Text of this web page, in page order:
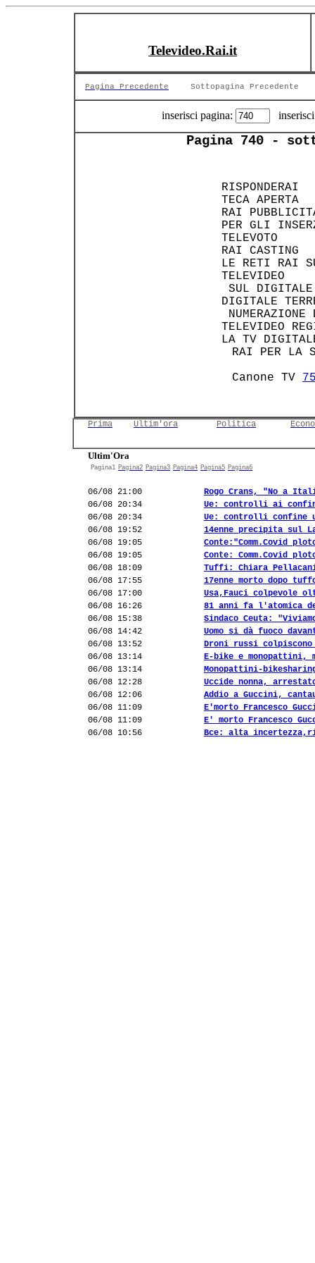
Televideo.Rai.it
Pagina Precedente Sottopagina Precedente
inserisci pagina:
Pagina 740 -
TECA
RAI
PER GLI
RAI
LE RETI RAI
SUL
LA TV
RAI PER
    Canone TV
Prima Ultim'ora Politica
Ultim'Ora
Pagina1 Pagina2 Pagina3 Pagina4 Pagina5 Pagina6
06/08 21:00
Rogo Crans, "No a
06/08 20:34
Ue: controlli ai
06/08 20:34
Ue: controlli confine
06/08 19:52
14enne precipita sul
06/08 19:05
Conte:"Comm.Covid
06/08 19:05
Conte: Comm.Covid
06/08 18:09
Tuffi: Chiara
06/08 17:55
17enne morto dopo
06/08 17:00
Usa,Fauci colpevole
06/08 16:26
81 anni fa l'atomica
06/08 15:38
Sindaco Ceuta:
06/08 14:42
Uomo si dà fuoco
06/08 13:52
Droni russi colpiscono
06/08 13:14
E-bike e monopattini,
06/08 13:14
Monopattini-
06/08 12:28
Uccide nonna,
06/08 12:06
Addio a Guccini,
06/08 11:09
E'morto Francesco
06/08 11:09
E' morto Francesco
06/08 10:56
Bce: alta